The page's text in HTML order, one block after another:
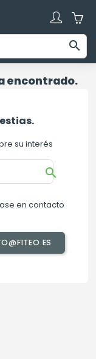

encontrado.
su interés

en contacto